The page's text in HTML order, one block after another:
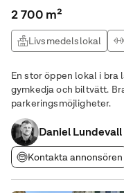
2 700 m²
Livsmedelslokal
En stor öppen lokal i
gymkedja och biltvätt.
parkeringsmöjligheter.
Daniel Lundevall
Kontakta annonsören